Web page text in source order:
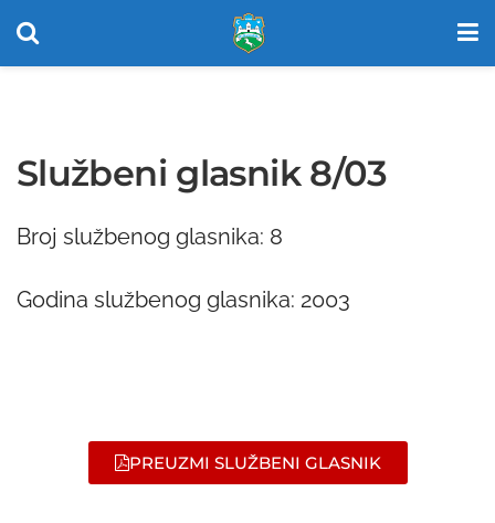
Službeni glasnik 8/03
Broj službenog glasnika: 8
Godina službenog glasnika: 2003
PREUZMI SLUŽBENI GLASNIK